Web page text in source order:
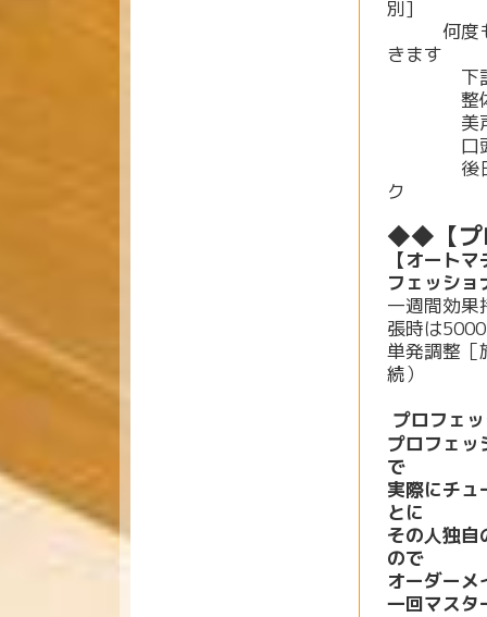
別]
何度も
きます
下記の
整
美声チ
口頭or
後日
ク
◆◆ 【
【オート
フェッショ
一週間効果
張時は
単発調整
続）
プロフェ
プロフェッ
で
実際にチュ
とに
その人独自
ので
オーダー
一回マスタ